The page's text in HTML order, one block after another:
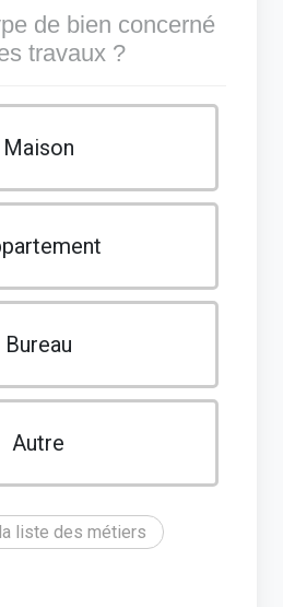
de bien concerné
travaux ?
Maison
Bureau
Autre
liste des métiers